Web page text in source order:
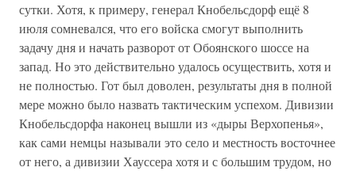
сутки. Хотя, к примеру, генерал Кнобельсдорф ещё 8
июля сомневался, что его войска смогут выполнить
задачу дня и начать разворот от Обоянского шоссе на
запад. Но это действительно удалось осуществить, хотя и
не полностью. Гот был доволен, результаты дня в полной
мере можно было назвать тактическим успехом. Дивизии
Кнобельсдорфа наконец вышли из «дыры Верхопенья»,
как сами немцы называли это село и местность восточнее
от него, а дивизии Хауссера хотя и с большим трудом, но